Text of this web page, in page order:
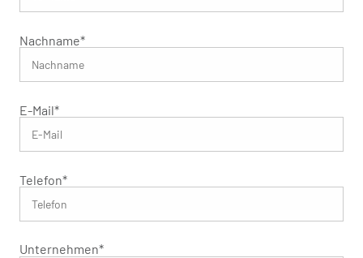
Nachname*
E-Mail*
Telefon*
Unternehmen*